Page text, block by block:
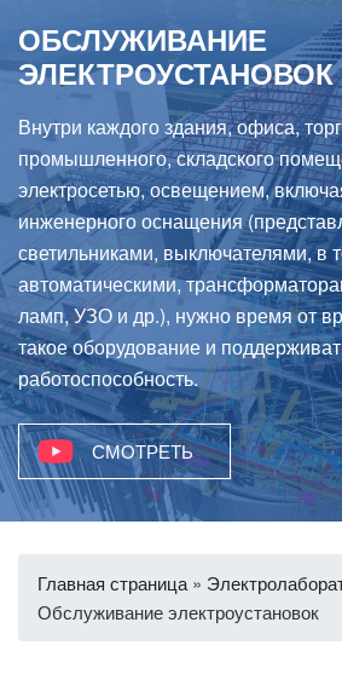
ОБСЛУЖИВАНИЕ
ЭЛЕКТРОУСТАНОВОК
Внутри каждого здания, офиса,
промышленного, складского
электросетью, освещением,
инженерного оснащения
светильниками, выключателями, в
автоматическими,
ламп, УЗО и др.), нужно время от
такое оборудование и
работоспособность.
СМОТРЕТЬ
Главная страница »
Обслуживание электроустановок